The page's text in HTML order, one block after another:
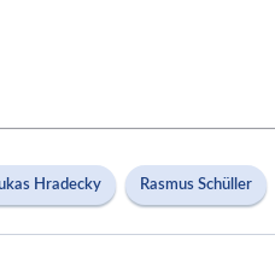
Hradecky Rasmus Schüller